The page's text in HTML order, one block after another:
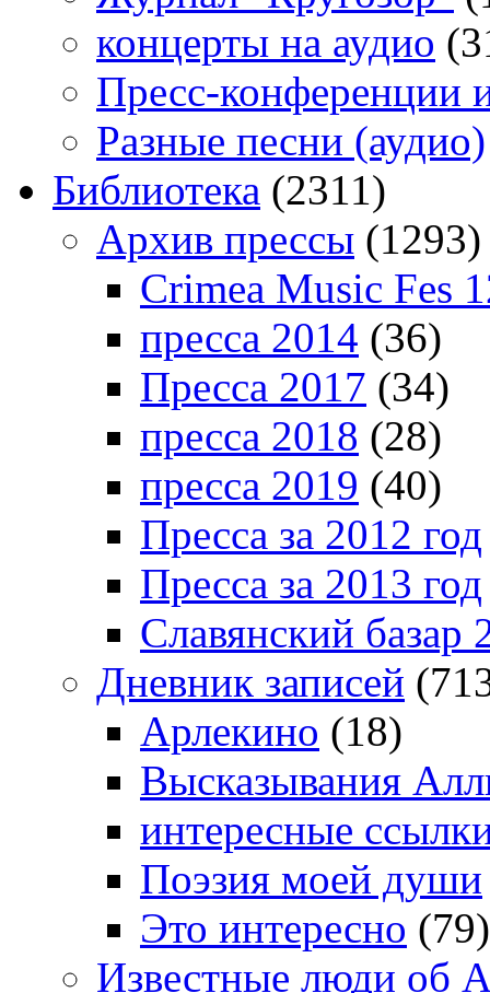
концерты на аудио
Пресс-конференции
Разные песни (аудио)
Библиотека (2311)
Архив прессы (1293)
Crimea Music Fes
пресса 2014 (36)
Пресса 2017 (34)
пресса 2018 (28)
пресса 2019 (40)
Пресса за 2012 год
Пресса за 2013 год
Славянский базар
Дневник записей
Арлекино (18)
Высказывания
интересные
Поэзия моей души
Это интересно (79)
Известные люди об